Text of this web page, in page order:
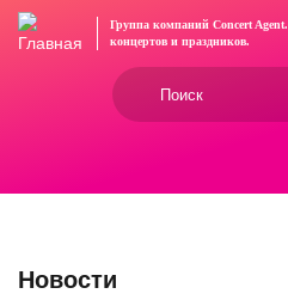
Перейти
Группа компаний Concert Agent.
концертови праздников.
Новости